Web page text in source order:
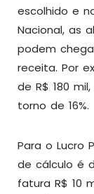
escolhido e
Nacional, as
podem
receita. Por
de R$ 180
torno de 16%.
Para o Lucro
de cálculo é
fatura R$ 10